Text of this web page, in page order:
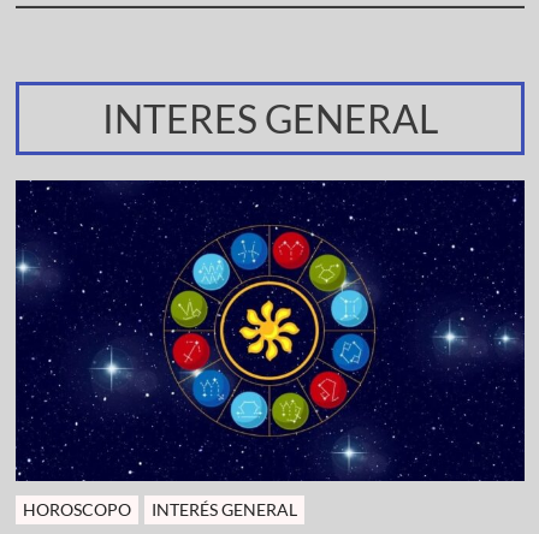
INTERES GENERAL
HOROSCOPO INTERÉS GENERAL